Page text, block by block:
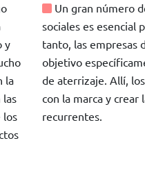
y
la
los
Un gran número
sociales es esencial
tanto, las empresas
objetivo
de aterrizaje. Allí,
con la marca y crear
recurrentes.